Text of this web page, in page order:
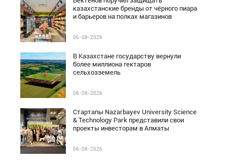
казахстанские бренды от чёрного пиара
и барьеров на полках магазинов
06-08-2026
В Казахстане государству вернули
более миллиона гектаров
сельхозземель
06-08-2026
Стартапы Nazarbayev University Science
& Technology Park представили свои
проекты инвесторам в Алматы
06-08-2026